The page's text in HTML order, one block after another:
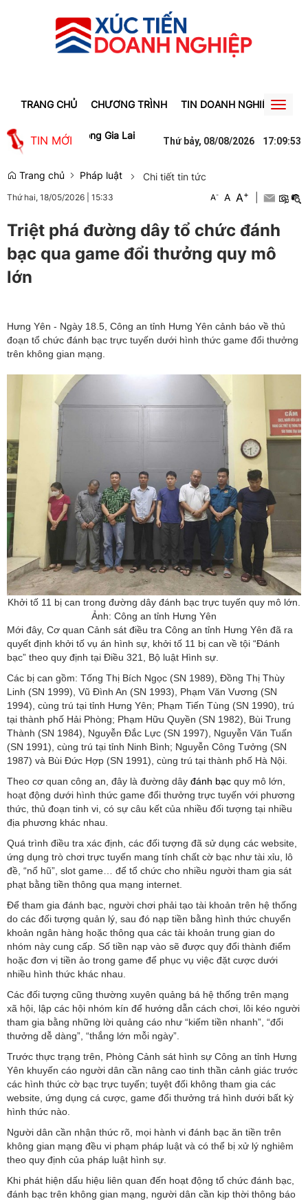
TRANG CHỦ CHƯƠNG TRÌNH TIN DOANH NGHIỆP Toggle
TIN MỚI
làm cho lao động Gia Lai Người phụ nữ ở Hưng Yên suýt bị
Thứ bảy, 08/08/2026 17:09:53
Trang chủ Pháp luật Chi tiết tin tức
Thứ hai, 18/05/2026 15:33 A- A A+
Triệt phá đường dây tổ chức đánh
bạc qua game đổi thưởng quy mô
lớn
Hưng Yên - Ngày 18.5, Công an tỉnh Hưng Yên cảnh báo về thủ
đoạn tổ chức đánh bạc trực tuyến dưới hình thức game đổi thưởng
trên không gian mạng.
Khởi tố 11 bị can trong đường dây đánh bạc trực tuyến quy mô lớn.
Ảnh: Công an tỉnh Hưng Yên
Mới đây, Cơ quan Cảnh sát điều tra Công an tỉnh Hưng Yên đã ra
quyết định khởi tố vụ án hình sự, khởi tố 11 bị can về tội “Đánh
bạc” theo quy định tại Điều 321, Bộ luật Hình sự.
Các bị can gồm: Tống Thị Bích Ngọc (SN 1989), Đồng Thị Thùy
Linh (SN 1999), Vũ Đình An (SN 1993), Phạm Văn Vương (SN
1994), cùng trú tại tỉnh Hưng Yên; Phạm Tiến Tùng (SN 1990), trú
tại thành phố Hải Phòng; Phạm Hữu Quyền (SN 1982), Bùi Trung
Thành (SN 1984), Nguyễn Đắc Lực (SN 1997), Nguyễn Văn Tuấn
(SN 1991), cùng trú tại tỉnh Ninh Bình; Nguyễn Công Tưởng (SN
1987) và Bùi Đức Hợp (SN 1991), cùng trú tại thành phố Hà Nội.
Theo cơ quan công an, đây là đường dây đánh bạc quy mô lớn,
hoạt động dưới hình thức game đổi thưởng trực tuyến với phương
thức, thủ đoạn tinh vi, có sự câu kết của nhiều đối tượng tại nhiều
địa phương khác nhau.
Quá trình điều tra xác định, các đối tượng đã sử dụng các website,
ứng dụng trò chơi trực tuyến mang tính chất cờ bạc như tài xỉu, lô
đề, “nổ hũ”, slot game… để tổ chức cho nhiều người tham gia sát
phạt bằng tiền thông qua mạng internet.
Để tham gia đánh bạc, người chơi phải tạo tài khoản trên hệ thống
do các đối tượng quản lý, sau đó nạp tiền bằng hình thức chuyển
khoản ngân hàng hoặc thông qua các tài khoản trung gian do
nhóm này cung cấp. Số tiền nạp vào sẽ được quy đổi thành điểm
hoặc đơn vị tiền ảo trong game để phục vụ việc đặt cược dưới
nhiều hình thức khác nhau.
Các đối tượng cũng thường xuyên quảng bá hệ thống trên mạng
xã hội, lập các hội nhóm kín để hướng dẫn cách chơi, lôi kéo người
tham gia bằng những lời quảng cáo như “kiếm tiền nhanh”, “đổi
thưởng dễ dàng”, “thắng lớn mỗi ngày”.
Trước thực trạng trên, Phòng Cảnh sát hình sự Công an tỉnh Hưng
Yên khuyến cáo người dân cần nâng cao tinh thần cảnh giác trước
các hình thức cờ bạc trực tuyến; tuyệt đối không tham gia các
website, ứng dụng cá cược, game đổi thưởng trá hình dưới bất kỳ
hình thức nào.
Người dân cần nhận thức rõ, mọi hành vi đánh bạc ăn tiền trên
không gian mạng đều vi phạm pháp luật và có thể bị xử lý nghiêm
theo quy định của pháp luật hình sự.
Khi phát hiện dấu hiệu liên quan đến hoạt động tổ chức đánh bạc,
đánh bạc trên không gian mạng, người dân cần kịp thời thông báo